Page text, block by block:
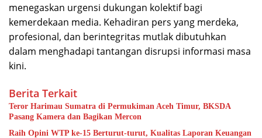
menegaskan urgensi dukungan kolektif bagi
kemerdekaan media. Kehadiran pers yang merdeka,
profesional, dan berintegritas mutlak dibutuhkan
dalam menghadapi tantangan disrupsi informasi masa
kini.
Berita Terkait
Teror Harimau Sumatra di Permukiman Aceh Timur, BKSDA
Pasang Kamera dan Bagikan Mercon
Raih Opini WTP ke-15 Berturut-turut, Kualitas Laporan Keuangan